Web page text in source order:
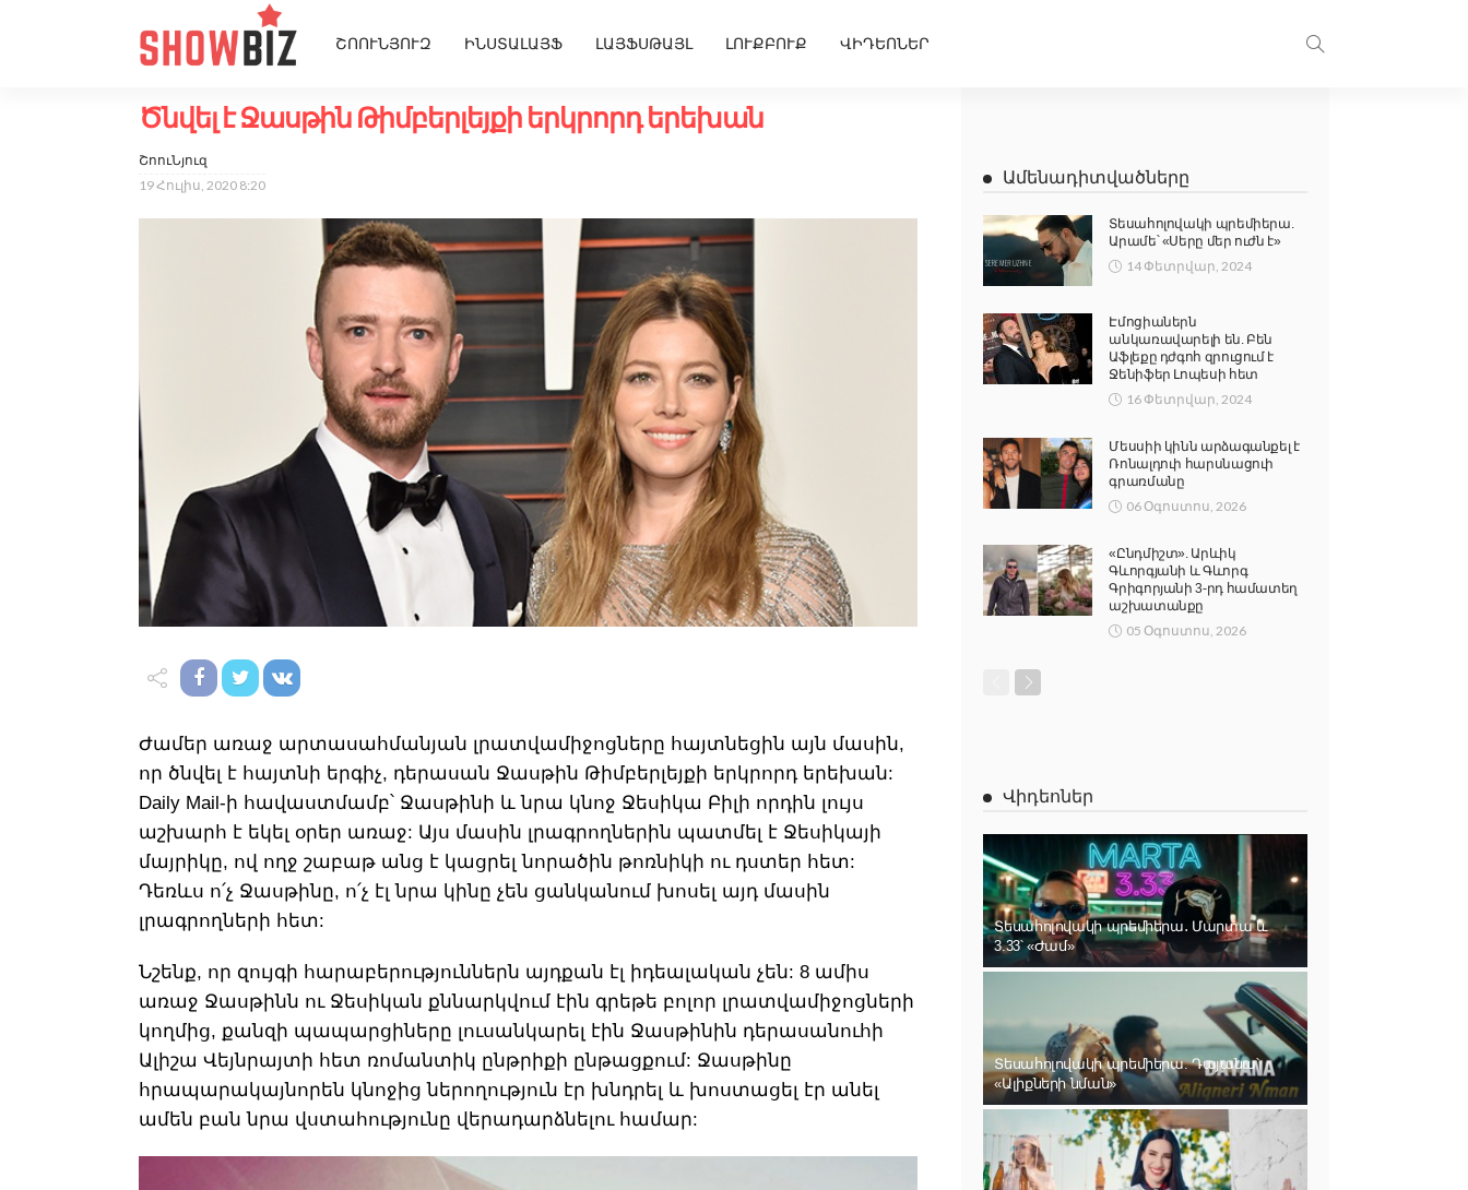
ՇՈՈՒՆՅՈՒԶ ԻՆՍՏԱԼԱՅՖ ԼԱՅՖՍԹԱՅԼ ԼՈՒՔԲՈՒՔ ՎԻԴԵՈՆԵՐ
Ծնվել է Ջասթին Թիմբերլեյքի երկրորդ երեխան
ՇոուՆյուզ
19 Հուլիս, 2020 8:20
Ժամեր առաջ արտասահմանյան լրատվամիջոցները հայտնեցին այն մասին,
որ ծնվել է հայտնի երգիչ, դերասան Ջասթին Թիմբերլեյքի երկրորդ երեխան:
Daily Mail-ի հավաստմամբ՝ Ջասթինի և նրա կնոջ Ջեսիկա Բիլի որդին լույս
աշխարհ է եկել օրեր առաջ: Այս մասին լրագրողներին պատմել է Ջեսիկայի
մայրիկը, ով ողջ շաբաթ անց է կացրել նորածին թոռնիկի ու դստեր հետ:
Դեռևս ո՛չ Ջասթինը, ո՛չ էլ նրա կինը չեն ցանկանում խոսել այդ մասին
լրագրողների հետ:
Նշենք, որ զույգի հարաբերություններն այդքան էլ իդեալական չեն: 8 ամիս
առաջ Ջասթինն ու Ջեսիկան քննարկվում էին գրեթե բոլոր լրատվամիջոցների
կողմից, քանզի պապարցիները լուսանկարել էին Ջասթինին դերասանուհի
Ալիշա Վեյնրայտի հետ ռոմանտիկ ընթրիքի ընթացքում: Ջասթինը
հրապարակայնորեն կնոջից ներողություն էր խնդրել և խոստացել էր անել
ամեն բան նրա վստահությունը վերադարձնելու համար:
Ամենադիտվածները
Տեսահոլովակի պրեմիերա.
Արամե՝ «Սերը մեր ուժն է»
14 Փետրվար, 2024
Էմոցիաներն
անկառավարելի են. Բեն
Աֆլեքը դժգոհ զրուցում է
Ջենիֆեր Լոպեսի հետ
16 Փետրվար, 2024
Մեսսիի կինն արձագանքել է
Ռոնալդուի հարսնացուի
գրառմանը
06 Օգոստոս, 2026
«Ընդմիշտ». Արևիկ
Գևորգյանի և Գևորգ
Գրիգորյանի 3-րդ համատեղ
աշխատանքը
05 Օգոստոս, 2026
Վիդեոներ
Տեսահոլովակի պրեմիերա․ Մարտա և
3.33՝ «Ժամ»
Տեսահոլովակի պրեմիերա. Դայանա՝
«Ալիքների նման»